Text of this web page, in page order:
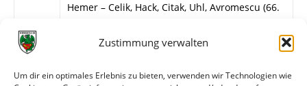
Zustimmung verwalten
Um dir ein optimales Erlebnis zu bieten, verwenden wir Technologien wie
Hemer – Celik, Hack, Citak, Uhl, Avromescu (66.
Hebenstreit.
Probst – A. Günther (28. L. Miehe), Hartweck, T.